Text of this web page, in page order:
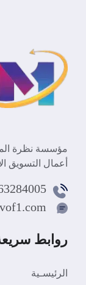
مؤسسة نظرة
أعمال التسويق
روابط
الرئيسـية